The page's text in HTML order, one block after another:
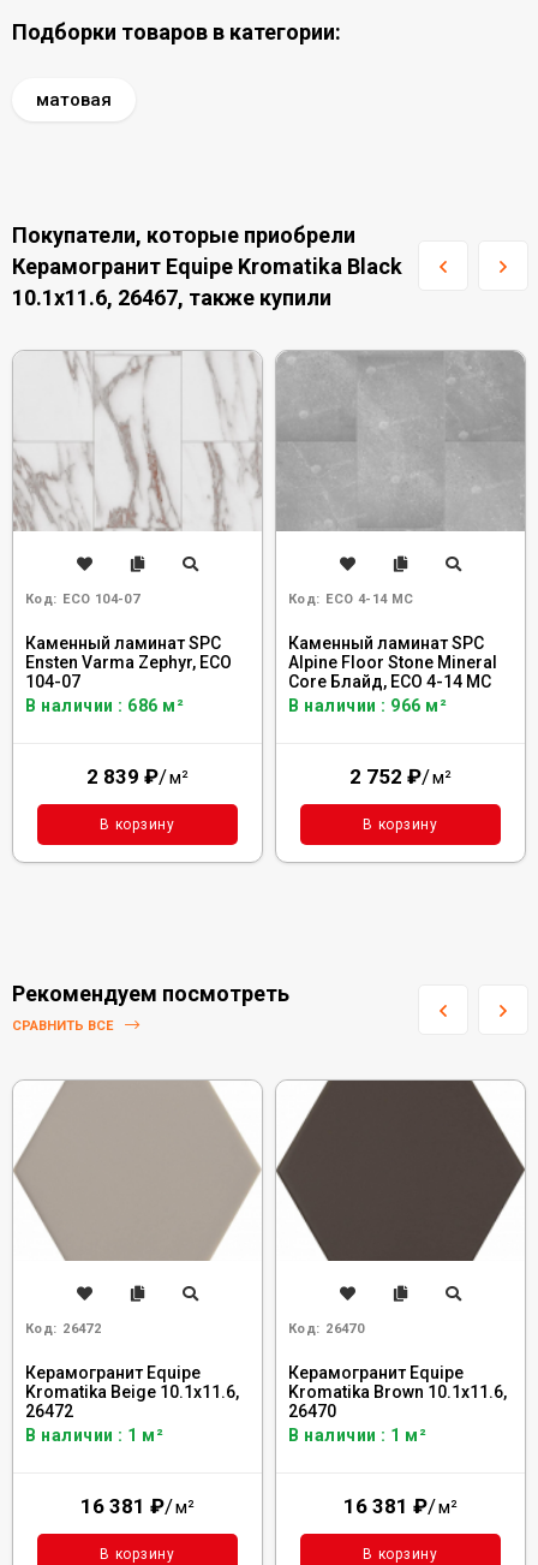
Подборки товаров в категории:
матовая
Покупатели, которые приобрели
Керамогранит Equipe Kromatika Black
10.1x11.6, 26467, также купили
Код: ECO 104-07
Каменный ламинат SPC
Ensten Varma Zephyr, ECO
104-07
В наличии : 686 м²
2 839 ₽/м²
В корзину
Код: ECO 4-14 MC
Каменный ламинат SPC
Alpine Floor Stone Mineral
Core Блайд, ECO 4-14 MC
В наличии : 966 м²
2 752 ₽/м²
В корзину
Рекомендуем посмотреть
СРАВНИТЬ ВСЕ
Код: 26472
Керамогранит Equipe
Kromatika Beige 10.1x11.6,
26472
В наличии : 1 м²
16 381 ₽/м²
В корзину
Код: 26470
Керамогранит Equipe
Kromatika Brown 10.1x11.6,
26470
В наличии : 1 м²
16 381 ₽/м²
В корзину